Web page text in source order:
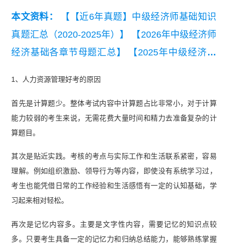
本文资料：
【【近6年真题】中级经济师基础知识
真题汇总（2020-2025年）】
【2026年中级经济师
经济基础各章节母题汇总】
【2025年中级经济师
午）】 【【希赛网】2025年中级经济师经济基础
真题估分卷（11月1日上午）.pdf】 【中级经济师
1、人力资源管理好考的原因
首先是计算题少。整体考试内容中计算题占比非常小，对于计算
能力较弱的考生来说，无需花费大量时间和精力去准备复杂的计
算题目。
其次是贴近实践。考核的考点与实际工作和生活联系紧密，容易
理解。例如组织激励、领导行为等内容，即使没有系统学习过，
考生也能凭借日常的工作经验和生活感悟有一定的认知基础，学
习起来相对轻松。
再次是记忆内容多。主要是文字性内容，需要记忆的知识点较
多。只要考生具备一定的记忆力和归纳总结能力，能够熟练掌握